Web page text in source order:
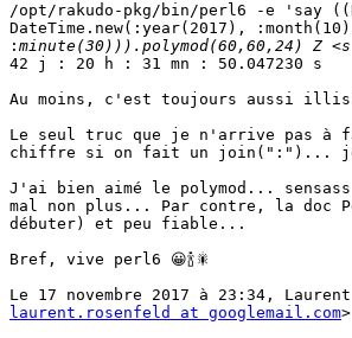
/opt/rakudo-pkg/bin/perl6 -e 'say
DateTime.new(:year(2017),
:
42 j : 20 h : 31 mn : 50.047230 s
Au moins, c'est toujours aussi
Le seul truc que je n'arrive pas à
chiffre si on fait un join(":")...
J'ai bien aimé le polymod...
mal non plus... Par contre, la doc
débuter) et peu fiable...
Bref, vive perl6 😀🍾🎇
laurent.rosenfeld at googlemail.com